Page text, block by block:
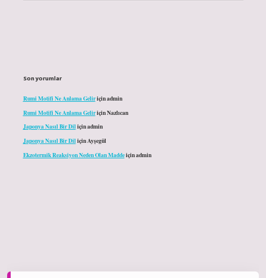
Son yorumlar
Rumi Motifi Ne Anlama Geliriçinadmin
Rumi Motifi Ne Anlama GeliriçinNazlıcan
Japonya Nasıl Bir Diliçinadmin
Japonya Nasıl Bir DiliçinAyşegül
Ekzotermik Reaksiyon Neden Olan Maddeiçinadmin